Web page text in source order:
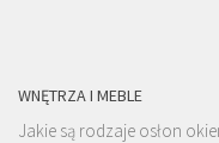
WNĘTRZA I MEBLE
Jakie są rodzaje osłon